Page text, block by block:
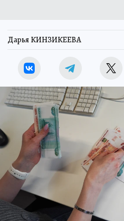
Дарья КИНЗИКЕЕВА